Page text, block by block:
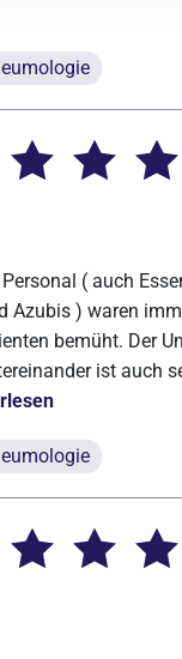
( auch
Azubis ) waren
bemüht. Der
ist auch